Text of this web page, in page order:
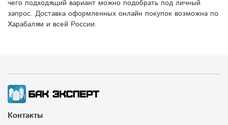
чего подходящий вариант можно подобрать под личный
запрос. Доставка оформленных онлайн покупок возможна по
Харабалям и всей России.
Контакты